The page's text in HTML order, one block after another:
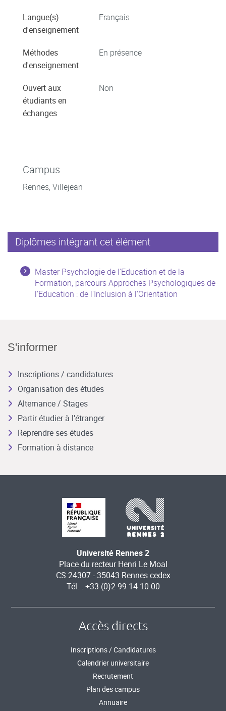
Langue(s)
d'enseignement
Français
Méthodes
d'enseignement
En présence
Ouvert aux
étudiants en
échanges
Non
Campus
Rennes, Villejean
Diplômes intégrant cet élément
Master Psychologie de l'Education et de la
Formation, parcours Approches Psychologiques de
l'Education : de l'Inclusion à l'Orientation
S'informer
Inscriptions / candidatures
Organisation des études
Alternance / Stages
Partir étudier à l’étranger
Reprendre ses études
Formation à distance
Université Rennes 2
Place du recteur Henri Le Moal
CS 24307 - 35043 Rennes cedex
Tél. : +33 (0)2 99 14 10 00
Accès directs
Inscriptions / Candidatures
Calendrier universitaire
Recrutement
Plan des campus
Annuaire